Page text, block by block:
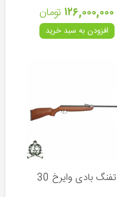
۱۲۶,۰۰۰,۰۰۰ تومان
افزودن به سبد خرید
تفنگ بادی وایرخ 30